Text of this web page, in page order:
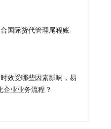
国际货代管理尾程账
效受哪些因素影响，易
企业业务流程？